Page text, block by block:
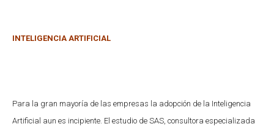
INTELIGENCIA ARTIFICIAL
Para la gran mayoría de las empresas la adopción de la Inteligencia
Artificial aun es incipiente. El estudio de SAS, consultora especializada